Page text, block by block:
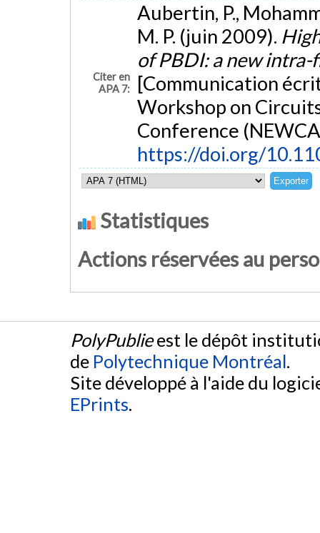
Citer en
APA 7:
Aubertin, P.,
M. P. (juin 2009).
of PBDI: a new
[Communication
Workshop on
Conference
https://doi.org/
Statistiques
Actions réservées au
PolyPublieest le dépôt
de Polytechnique Montréal.
Site développé à l'aide du
EPrints.